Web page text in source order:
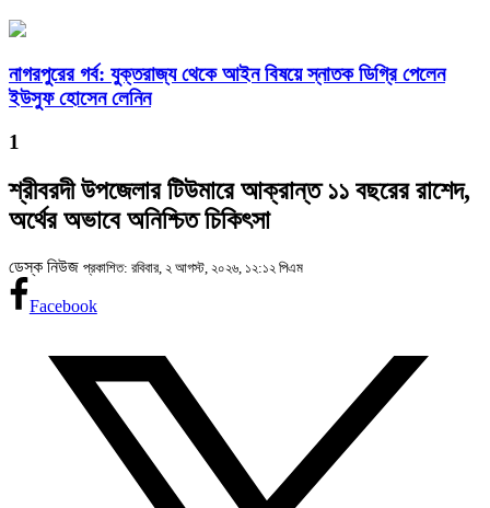
নাগরপুরের গর্ব: যুক্তরাজ্য থেকে আইন বিষয়ে স্নাতক ডিগ্রি পেলেন
ইউসুফ হোসেন লেনিন
1
শ্রীবরদী উপজেলার টিউমারে আক্রান্ত ১১ বছরের রাশেদ,
অর্থের অভাবে অনিশ্চিত চিকিৎসা
ডেস্ক নিউজ প্রকাশিত: রবিবার, ২ আগস্ট, ২০২৬, ১২:১২ পিএম
Facebook